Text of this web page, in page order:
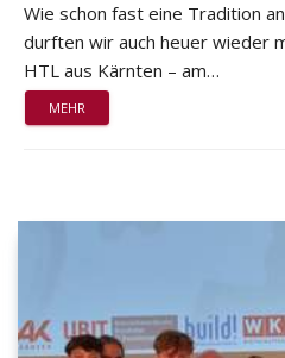
Wie schon fast eine Tradition
durften wir auch heuer wieder
HTL aus Kärnten – am…
MEHR